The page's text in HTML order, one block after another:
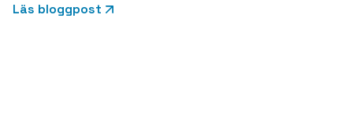
Läs bloggpost